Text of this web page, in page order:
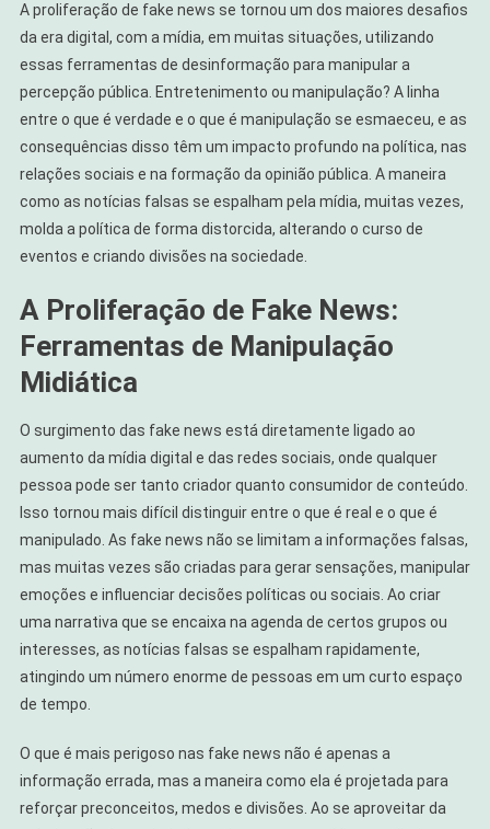
A proliferação de fake news se tornou um dos maiores desafios
da era digital, com a mídia, em muitas situações, utilizando
essas ferramentas de desinformação para manipular a
percepção pública. Entretenimento ou manipulação? A linha
entre o que é verdade e o que é manipulação se esmaeceu, e as
consequências disso têm um impacto profundo na política, nas
relações sociais e na formação da opinião pública. A maneira
como as notícias falsas se espalham pela mídia, muitas vezes,
molda a política de forma distorcida, alterando o curso de
eventos e criando divisões na sociedade.
A Proliferação de Fake News:
Ferramentas de Manipulação
Midiática
O surgimento das fake news está diretamente ligado ao
aumento da mídia digital e das redes sociais, onde qualquer
pessoa pode ser tanto criador quanto consumidor de conteúdo.
Isso tornou mais difícil distinguir entre o que é real e o que é
manipulado. As fake news não se limitam a informações falsas,
mas muitas vezes são criadas para gerar sensações, manipular
emoções e influenciar decisões políticas ou sociais. Ao criar
uma narrativa que se encaixa na agenda de certos grupos ou
interesses, as notícias falsas se espalham rapidamente,
atingindo um número enorme de pessoas em um curto espaço
de tempo.
O que é mais perigoso nas fake news não é apenas a
informação errada, mas a maneira como ela é projetada para
reforçar preconceitos, medos e divisões. Ao se aproveitar da